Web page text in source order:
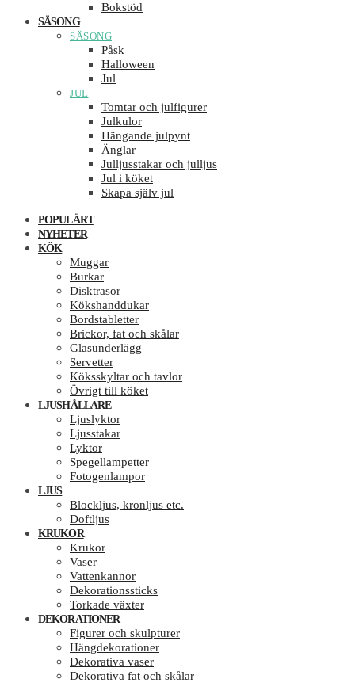
Bokstöd
SÄSONG
SÄSONG
Påsk
Halloween
Jul
JUL
Tomtar och julfigurer
Julkulor
Hängande julpynt
Änglar
Julljusstakar och julljus
Jul i köket
Skapa själv jul
POPULÄRT
NYHETER
KÖK
Muggar
Burkar
Disktrasor
Kökshanddukar
Bordstabletter
Brickor, fat och skålar
Glasunderlägg
Servetter
Köksskyltar och tavlor
Övrigt till köket
LJUSHÅLLARE
Ljuslyktor
Ljusstakar
Lyktor
Spegellampetter
Fotogenlampor
LJUS
Blockljus, kronljus etc.
Doftljus
KRUKOR
Krukor
Vaser
Vattenkannor
Dekorationssticks
Torkade växter
DEKORATIONER
Figurer och skulpturer
Hängdekorationer
Dekorativa vaser
Dekorativa fat och skålar